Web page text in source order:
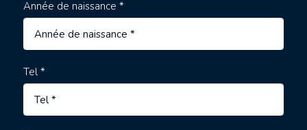
Année de naissance *
Tel *